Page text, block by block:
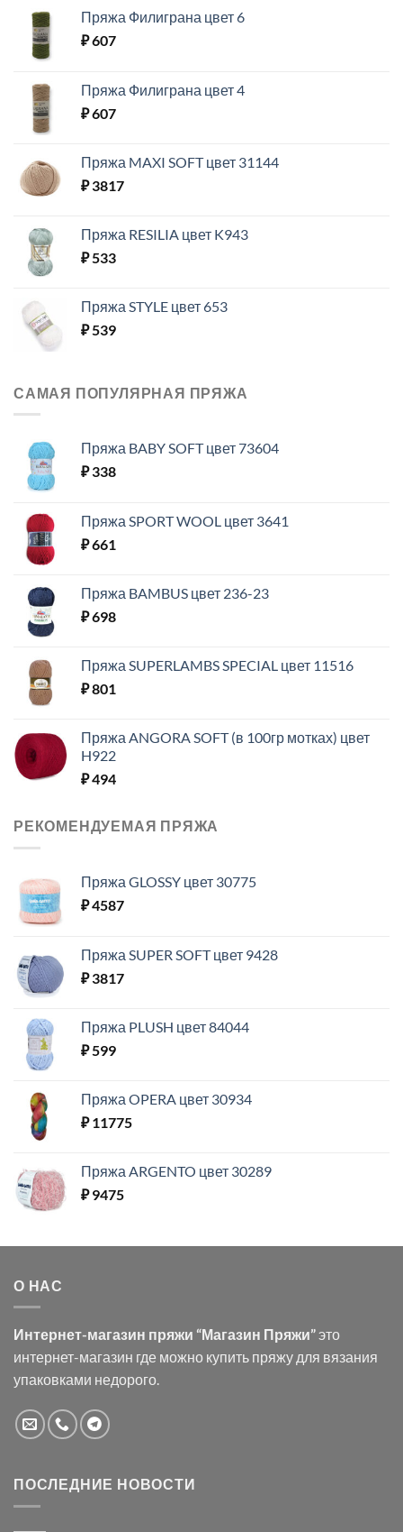
Пряжа Филиграна цвет 6
₽607
Пряжа Филиграна цвет 4
₽607
Пряжа MAXI SOFT цвет 31144
₽3817
Пряжа RESILIA цвет K943
₽533
Пряжа STYLE цвет 653
₽539
САМАЯ ПОПУЛЯРНАЯ ПРЯЖА
Пряжа BABY SOFT цвет 73604
₽338
Пряжа SPORT WOOL цвет 3641
₽661
Пряжа BAMBUS цвет 236-23
₽698
Пряжа SUPERLAMBS SPECIAL цвет 11516
₽801
Пряжа ANGORA SOFT (в 100гр мотках) цвет
H922
₽494
РЕКОМЕНДУЕМАЯ ПРЯЖА
Пряжа GLOSSY цвет 30775
₽4587
Пряжа SUPER SOFT цвет 9428
₽3817
Пряжа PLUSH цвет 84044
₽599
Пряжа OPERA цвет 30934
₽11775
Пряжа ARGENTO цвет 30289
₽9475
О НАС
Интернет-магазин пряжи “Магазин Пряжи”это
интернет-магазин где можно купить пряжу для вязания
упаковками недорого.
ПОСЛЕДНИЕ НОВОСТИ